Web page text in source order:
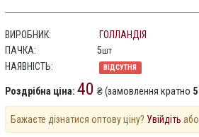
ВИРОБНИК:
ГОЛЛАНДІЯ
ПАЧКА:
5шт
НАЯВНІСТЬ: ВІДСУТНЯ
Роздрібна ціна: 40 ₴ (замовлення кратно 5
Бажаєте дізнатися оптову ціну? Увійдіть або